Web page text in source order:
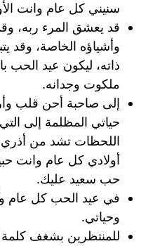
سنيني كل عام وانت
قد يعشق المرء ربه،
وأشياؤه الخاصة، وقد
ذاته، ليكون عيد الحب
ملكوت وجدانه.
إلى صاحبة أحن قلب
حياتي المظلمة إلى
اللحظات تشد من
أولادي كل عام وانت
حب سعيد عليك.
في عيد الحب كل عام
وحياتي.
للمنتظرين بشغف